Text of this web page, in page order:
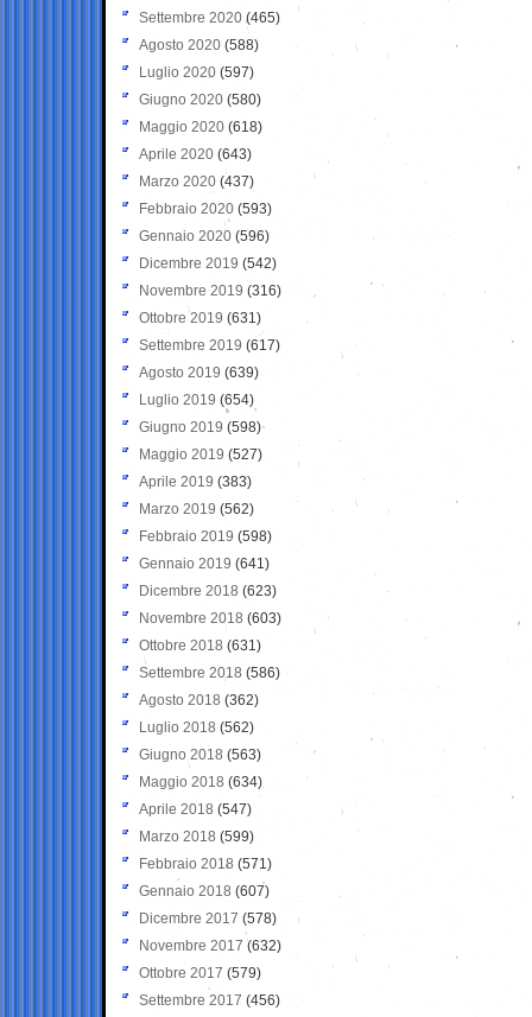
Settembre 2020(465)
Agosto 2020 (588)
Luglio 2020 (597)
Giugno 2020 (580)
Maggio 2020 (618)
Aprile 2020 (643)
Marzo 2020 (437)
Febbraio 2020 (593)
Gennaio 2020 (596)
Dicembre 2019 (542)
Novembre 2019 (316)
Ottobre 2019 (631)
Settembre 2019 (617)
Agosto 2019 (639)
Luglio 2019 (654)
Giugno 2019 (598)
Maggio 2019 (527)
Aprile 2019 (383)
Marzo 2019 (562)
Febbraio 2019 (598)
Gennaio 2019 (641)
Dicembre 2018 (623)
Novembre 2018 (603)
Ottobre 2018 (631)
Settembre 2018 (586)
Agosto 2018 (362)
Luglio 2018 (562)
Giugno 2018 (563)
Maggio 2018 (634)
Aprile 2018 (547)
Marzo 2018 (599)
Febbraio 2018 (571)
Gennaio 2018 (607)
Dicembre 2017 (578)
Novembre 2017 (632)
Ottobre 2017 (579)
Settembre 2017 (456)